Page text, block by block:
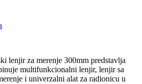
lenjir za merenje 300mm predstavlja
multifunkcionalni lenjir, lenjir sa
i univerzalni alat za radionicu u